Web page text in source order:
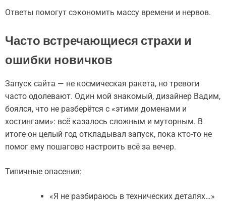
Ответы помогут сэкономить массу времени и нервов.
Часто встречающиеся страхи и
ошибки новичков
Запуск сайта — не космическая ракета, но тревоги
часто одолевают. Один мой знакомый, дизайнер Вадим,
боялся, что не разберётся с «этими доменами и
хостингами»: всё казалось сложным и муторным. В
итоге он целый год откладывал запуск, пока кто-то не
помог ему пошагово настроить всё за вечер.
Типичные опасения:
«Я не разбираюсь в технических деталях…»